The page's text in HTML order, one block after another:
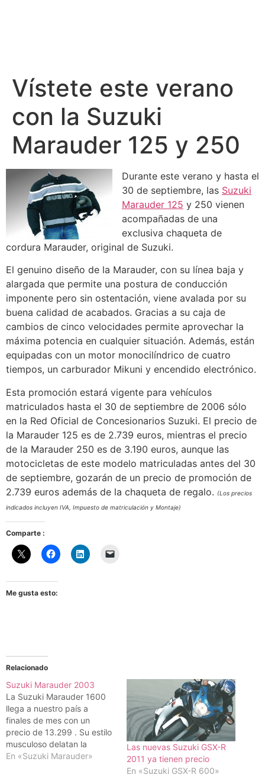
Vístete este verano
con la Suzuki
Marauder 125 y 250
Durante este verano y hasta el
30 de septiembre, las Suzuki
Marauder 125 y 250 vienen
acompañadas de una
exclusiva chaqueta de
cordura Marauder, original de Suzuki.
El genuino diseño de la Marauder, con su línea baja y
alargada que permite una postura de conducción
imponente pero sin ostentación, viene avalada por su
buena calidad de acabados. Gracias a su caja de
cambios de cinco velocidades permite aprovechar la
máxima potencia en cualquier situación. Además, están
equipadas con un motor monocilíndrico de cuatro
tiempos, un carburador Mikuni y encendido electrónico.
Esta promoción estará vigente para vehículos
matriculados hasta el 30 de septiembre de 2006 sólo
en la Red Oficial de Concesionarios Suzuki. El precio de
la Marauder 125 es de 2.739 euros, mientras el precio
de la Marauder 250 es de 3.190 euros, aunque las
motocicletas de este modelo matriculadas antes del 30
de septiembre, gozarán de un precio de promoción de
2.739 euros además de la chaqueta de regalo. (Los precios
indicados incluyen IVA, Impuesto de matriculación y Montaje)
Comparte :
Me gusta esto:
Relacionado
Suzuki Marauder 2003
La Suzuki Marauder 1600
llega a nuestro país a
finales de mes con un
precio de 13.299 . Su estilo
musculoso delatan la
potencia y prestaciones de
En «Suzuki Marauder»
Las nuevas Suzuki GSX-R
2011 ya tienen precio
En «Suzuki GSX-R 600»